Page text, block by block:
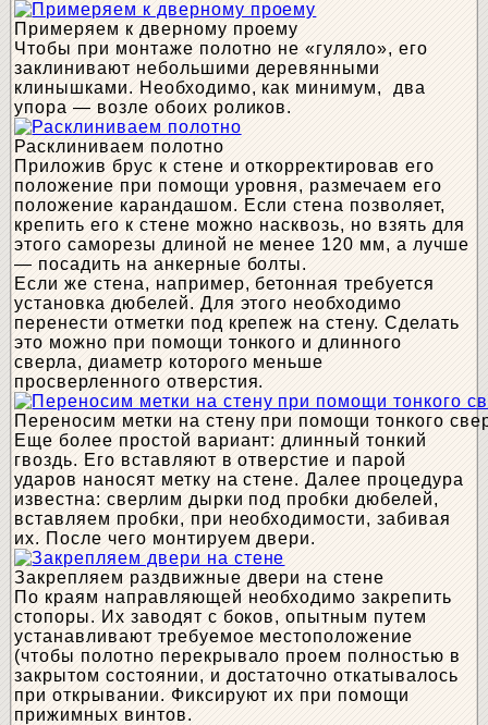
Примеряем к дверному проему
Чтобы при монтаже полотно не «гуляло», его
заклинивают небольшими деревянными
клинышками. Необходимо, как минимум, два
упора — возле обоих роликов.
Расклиниваем полотно
Приложив брус к стене и откорректировав его
положение при помощи уровня, размечаем его
положение карандашом. Если стена позволяет,
крепить его к стене можно насквозь, но взять для
этого саморезы длиной не менее 120 мм, а лучше
— посадить на анкерные болты.
Если же стена, например, бетонная требуется
установка дюбелей. Для этого необходимо
перенести отметки под крепеж на стену. Сделать
это можно при помощи тонкого и длинного
сверла, диаметр которого меньше
просверленного отверстия.
Переносим метки на стену при помощи тонкого
Еще более простой вариант: длинный тонкий
гвоздь. Его вставляют в отверстие и парой
ударов наносят метку на стене. Далее процедура
известна: сверлим дырки под пробки дюбелей,
вставляем пробки, при необходимости, забивая
их. После чего монтируем двери.
Закрепляем раздвижные двери на стене
По краям направляющей необходимо закрепить
стопоры. Их заводят с боков, опытным путем
устанавливают требуемое местоположение
(чтобы полотно перекрывало проем полностью в
закрытом состоянии, и достаточно откатывалось
при открывании. Фиксируют их при помощи
прижимных винтов.